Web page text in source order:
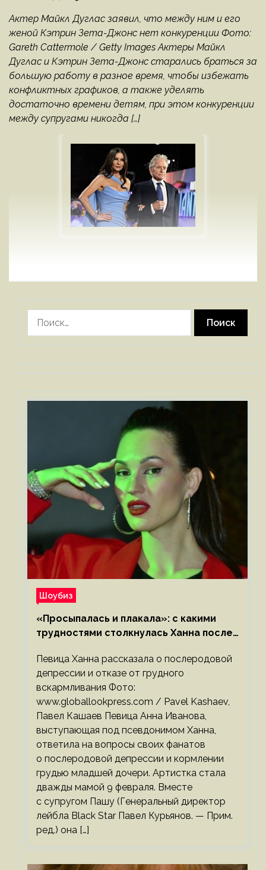
Актер Майкл Дуглас заявил, что между ним и его
женой Кэтрин Зета-Джонс нет конкуренции Фото:
Gareth Cattermole / Getty Images Актеры Майкл
Дуглас и Кэтрин Зета-Джонс старались браться за
большую работу в разное время, чтобы избежать
конфликтных графиков, а также уделять
достаточно времени детям, при этом конкуренции
между супругами никогда […]
Шоубиз
«Просыпалась и плакала»: с какими
трудностями столкнулась Ханна после
Певица Ханна рассказала о послеродовой
депрессии и отказе от грудного
вскармливания Фото:
www.globallookpress.com / Pavel Kashaev,
Павел Кашаев Певица Анна Иванова,
выступающая под псевдонимом Ханна,
ответила на вопросы своих фанатов
о послеродовой депрессии и кормлении
грудью младшей дочери. Артистка стала
дважды мамой 9 февраля. Вместе
с супругом Пашу (Генеральный директор
лейбла Black Star Павел Курьянов. — Прим.
ред.) она […]